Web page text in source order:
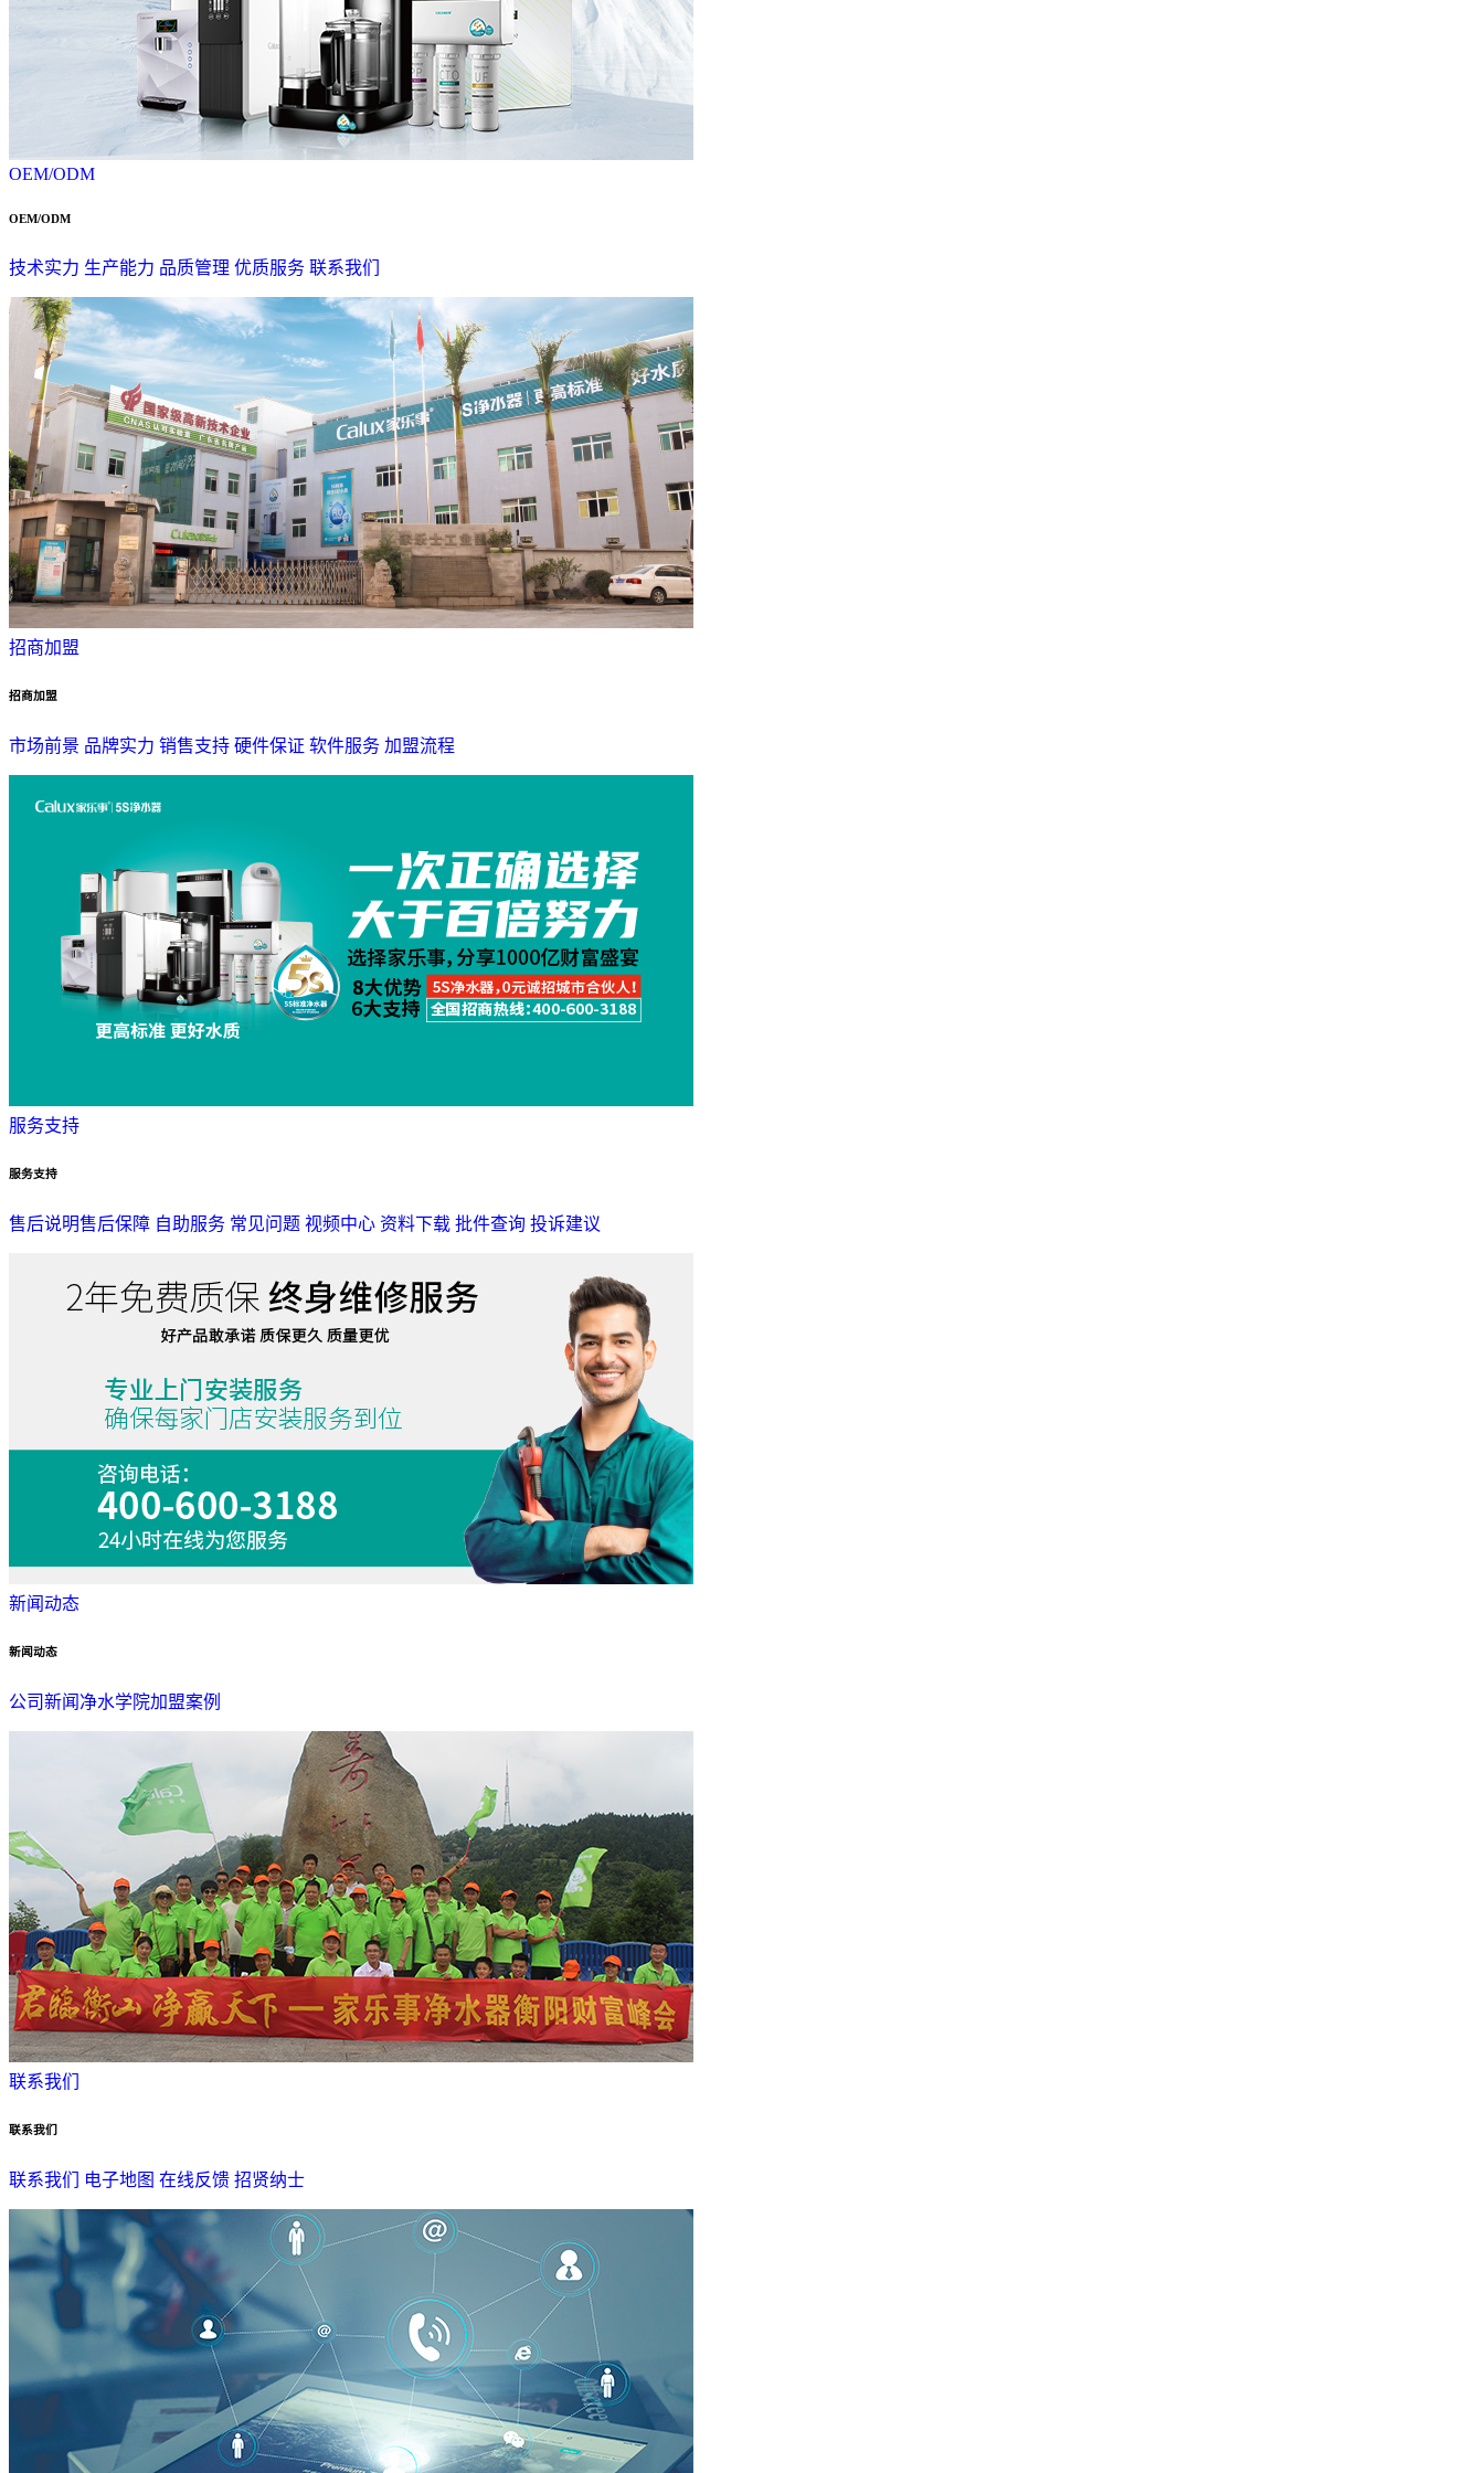
OEM/ODM
OEM/ODM
技术实力 生产能力 品质管理 优质服务 联系我们
招商加盟
招商加盟
市场前景 品牌实力 销售支持 硬件保证 软件服务 加盟流程
服务支持
服务支持
售后说明售后保障 自助服务 常见问题 视频中心 资料下载 批件查询 投诉建议
新闻动态
新闻动态
公司新闻 净水学院加盟案例
联系我们
联系我们
联系我们 电子地图 在线反馈 招贤纳士